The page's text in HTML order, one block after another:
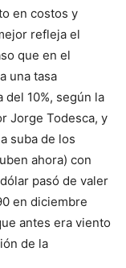
en costos y
refleja el
que en el
una tasa
del 10%, según la
Jorge Todesca, y
suba de los
ahora) con
pasó de valer
en diciembre
antes era viento
de la